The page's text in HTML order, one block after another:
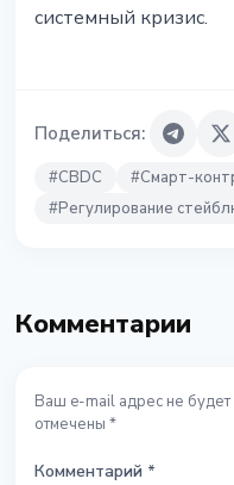
системный кризис.
Поделиться:
#CBDC #Смарт-
#Регулирование
Комментарии
Ваш e-mail адрес не
отмечены *
Комментарий *